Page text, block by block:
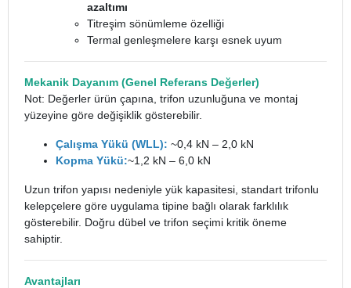
azaltımı
Titreşim sönümleme özelliği
Termal genleşmelere karşı esnek uyum
Mekanik Dayanım (Genel Referans Değerler)
Not: Değerler ürün çapına, trifon uzunluğuna ve montaj
yüzeyine göre değişiklik gösterebilir.
Çalışma Yükü (WLL): ~0,4 kN – 2,0 kN
Kopma Yükü:~1,2 kN – 6,0 kN
Uzun trifon yapısı nedeniyle yük kapasitesi, standart trifonlu
kelepçelere göre uygulama tipine bağlı olarak farklılık
gösterebilir. Doğru dübel ve trifon seçimi kritik öneme
sahiptir.
Avantajları